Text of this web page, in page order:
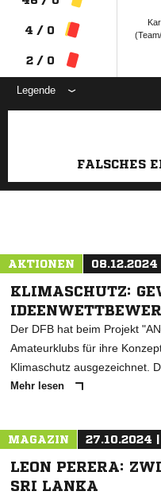
4 / 0
2 / 0
Legende
FALSCHES
AKTIONEN
KLIMASCHUTZ:
Der DFB hat beim Projekt
Amateurklubs für ihre
Klimaschutz ausgezeichnet.
Mehr lesen
MAGAZIN 27.10.2024
LEON PERERA:
SRI LANKA